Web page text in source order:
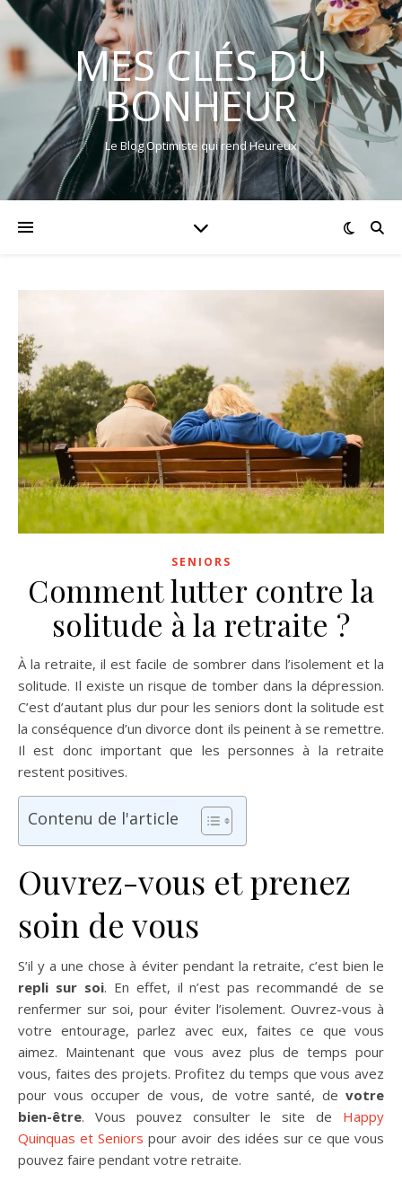
MES CLÉS DU
BONHEUR
Le Blog Optimiste qui rend Heureux
SENIORS
Comment lutter contre la
solitude à la retraite ?
À la retraite, il est facile de sombrer dans l’isolement et la
solitude. Il existe un risque de tomber dans la dépression.
C’est d’autant plus dur pour les seniors dont la solitude est
la conséquence d’un divorce dont ils peinent à se remettre.
Il est donc important que les personnes à la retraite
restent positives.
Contenu de l'article
Ouvrez-vous et prenez
soin de vous
S’il y a une chose à éviter pendant la retraite, c’est bien le
repli sur soi. En effet, il n’est pas recommandé de se
renfermer sur soi, pour éviter l’isolement. Ouvrez-vous à
votre entourage, parlez avec eux, faites ce que vous
aimez. Maintenant que vous avez plus de temps pour
vous, faites des projets. Profitez du temps que vous avez
pour vous occuper de vous, de votre santé, de votre
bien-être. Vous pouvez consulter le site de Happy
Quinquas et Seniors pour avoir des idées sur ce que vous
pouvez faire pendant votre retraite.